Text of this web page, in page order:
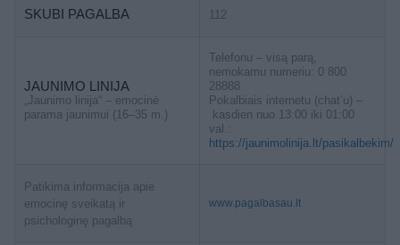
SKUBI PAGALBA 112
JAUNIMO LINIJA
„Jaunimo linija“ – emocinė
parama jaunimui (16–35 m.)
Telefonu – visą parą,
nemokamu numeriu: 0 800
28888
Pokalbiais internetu (chat’u) –
kasdien nuo 13:00 iki 01:00
val.:
https://jaunimolinija.lt/pasikalbekim/
Patikima informacija apie
emocinę sveikatą ir
psichologinę pagalbą
www.pagalbasau.lt